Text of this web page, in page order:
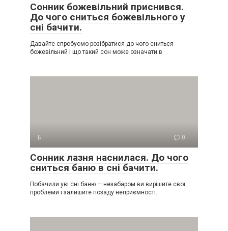
Сонник божевільний приснився.
До чого сниться божевільного у
сні бачити.
Давайте спробуємо розібратися до чого сниться
божевільний і що такий сон може означати в
Б 0
Сонник лазня наснилася. До чого
сниться баню в сні бачити.
Побачили уві сні баню — незабаром ви вирішите свої
проблеми і залишите позаду неприємності.